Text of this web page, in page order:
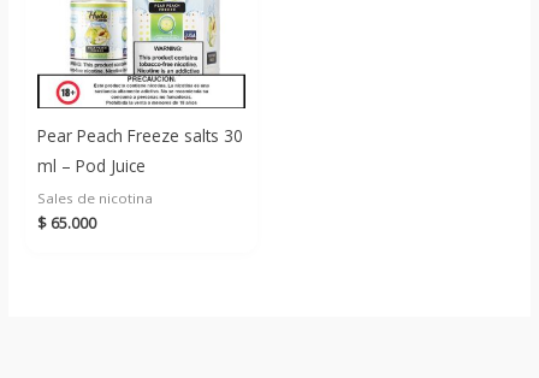
Pear Peach Freeze salts 30
ml – Pod Juice
Sales de nicotina
$ 65.000